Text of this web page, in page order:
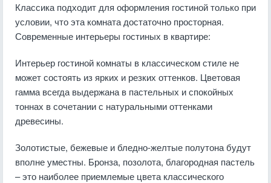
Классика подходит для оформления гостиной только при
условии, что эта комната достаточно просторная.
Современные интерьеры гостиных в квартире:
Интерьер гостиной комнаты в классическом стиле не
может состоять из ярких и резких оттенков. Цветовая
гамма всегда выдержана в пастельных и спокойных
тоннах в сочетании с натуральными оттенками
древесины.
Золотистые, бежевые и бледно-желтые полутона будут
вполне уместны. Бронза, позолота, благородная пастель
– это наиболее приемлемые цвета классического